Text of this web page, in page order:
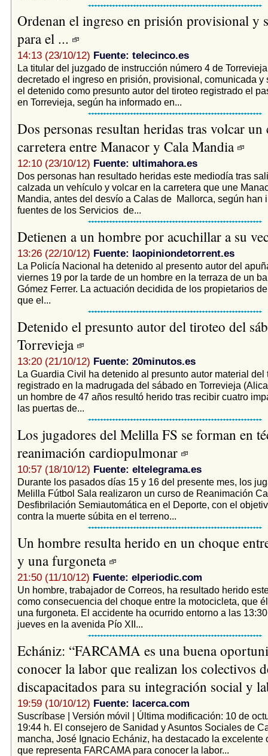
Ordenan el ingreso en prisión provisional y
para el ...
14:13 (23/10/12) Fuente: telecinco.es
La titular del juzgado de instrucción número 4 de
decretado el ingreso en prisión, provisional, comunicada y
el detenido como presunto autor del tiroteo registrado el
en Torrevieja, según ha informado en...
Dos personas resultan heridas tras volcar un
carretera entre Manacor y Cala Mandia
12:10 (23/10/12) Fuente: ultimahora.es
Dos personas han resultado heridas este mediodía tras
calzada un vehículo y volcar en la carretera que une
Mandia, antes del desvío a Calas de Mallorca, según han
fuentes de los Servicios de...
Detienen a un hombre por acuchillar a su
13:26 (22/10/12) Fuente: laopiniondetorrent.es
La Policía Nacional ha detenido al presento autor del
viernes 19 por la tarde de un hombre en la terraza de un
Gómez Ferrer. La actuación decidida de los propietarios
que el...
Detenido el presunto autor del tiroteo del
Torrevieja
13:20 (21/10/12) Fuente: 20minutos.es
La Guardia Civil ha detenido al presunto autor material del
registrado en la madrugada del sábado en Torrevieja
un hombre de 47 años resultó herido tras recibir cuatro
las puertas de...
Los jugadores del Melilla FS se forman en
reanimación cardiopulmonar
10:57 (18/10/12) Fuente: eltelegrama.es
Durante los pasados días 15 y 16 del presente mes, los
Melilla Fútbol Sala realizaron un curso de Reanimación
Desfibrilación Semiautomática en el Deporte, con el
contra la muerte súbita en el terreno...
Un hombre resulta herido en un choque
y una furgoneta
21:50 (11/10/12) Fuente: elperiodic.com
Un hombre, trabajador de Correos, ha resultado herido
como consecuencia del choque entre la motocicleta, que
una furgoneta. El accidente ha ocurrido entorno a las
jueves en la avenida Pío XII...
Echániz: “FARCAMA es una buena
conocer la labor que realizan los colectivos
discapacitados para su integración social y
19:59 (10/10/12) Fuente: lacerca.com
Suscríbase | Versión móvil | Última modificación: 10 de
19:44 h. El consejero de Sanidad y Asuntos Sociales de
mancha, José Ignacio Echániz, ha destacado la excelente
que representa FARCAMA para conocer la labor...